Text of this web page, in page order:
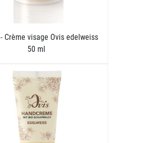
- Crème visage Ovis edelweiss
50 ml